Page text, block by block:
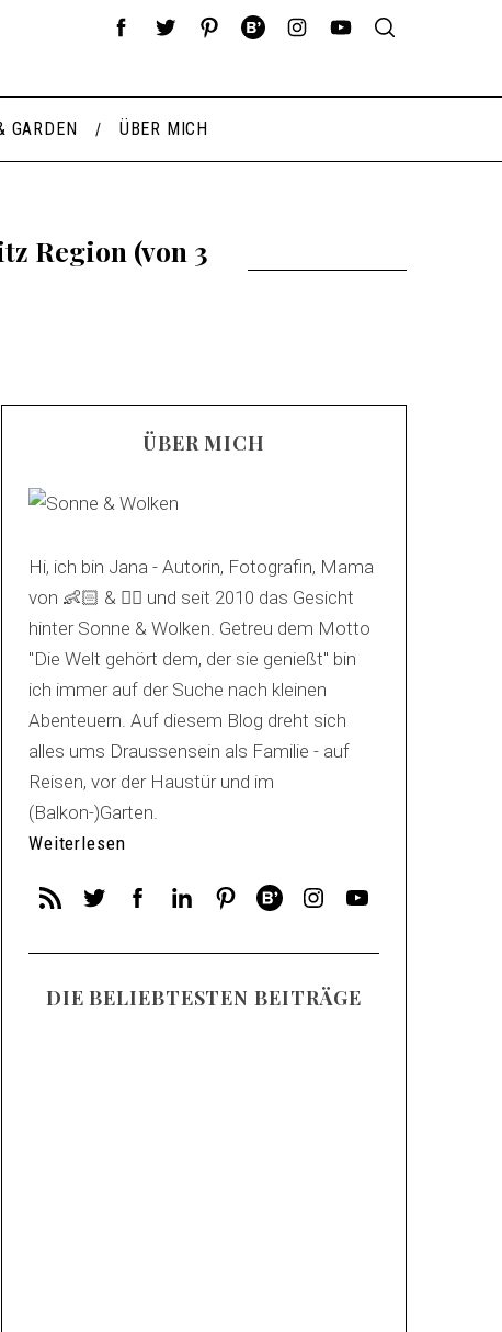
GARDEN ÜBER MICH
Region (von 3
ÜBER MICH
Hi, ich bin Jana - Autorin, Fotografin, Mama
von 👶🏻 & 🐕‍🦺 und seit 2010 das Gesicht
hinter Sonne & Wolken. Getreu dem Motto
"Die Welt gehört dem, der sie genießt" bin
ich immer auf der Suche nach kleinen
Abenteuern. Auf diesem Blog dreht sich
alles ums Draussensein als Familie - auf
Reisen, vor der Haustür und im
(Balkon-)Garten.
Weiterlesen
DIE BELIEBTESTEN BEITRÄGE